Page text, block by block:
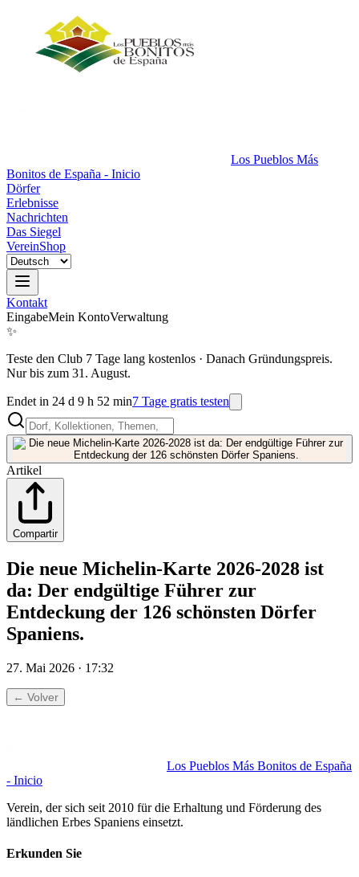
Los Pueblos Más
Bonitos de España - Inicio
Dörfer
Erlebnisse
Nachrichten
Das Siegel
VereinShop
Kontakt
EingabeMein KontoVerwaltung
✨
Teste den Club 7 Tage lang kostenlos · Danach Gründungspreis.
Nur bis zum 31. August.
Endet in 24 d 9 h 52 min7 Tage gratis testen
Artikel
Compartir
Die neue Michelin-Karte 2026-2028 ist
da: Der endgültige Führer zur
Entdeckung der 126 schönsten Dörfer
Spaniens.
27. Mai 2026 · 17:32
← Volver
Los Pueblos Más Bonitos de España
- Inicio
Verein, der sich seit 2010 für die Erhaltung und Förderung des
ländlichen Erbes Spaniens einsetzt.
Erkunden Sie